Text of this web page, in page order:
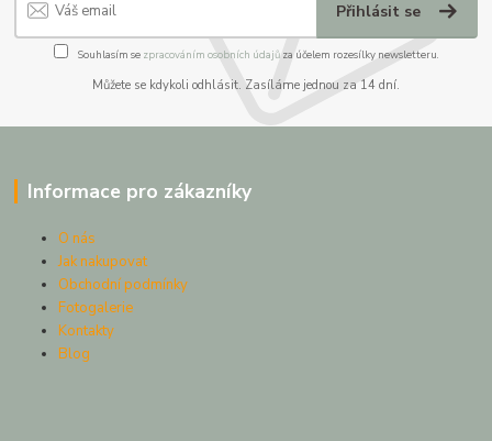
Přihlásit se
Souhlasím se zpracováním osobních údajůza účelem rozesílky newsletteru.
Můžete se kdykoli odhlásit. Zasíláme jednou za 14 dní.
Informace pro zákazníky
O nás
Jak nakupovat
Obchodní podmínky
Fotogalerie
Kontakty
Blog